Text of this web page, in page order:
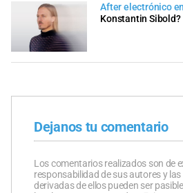
After electrónico
Konstantin Sibold?
Dejanos tu comentario
Los comentarios realizados son de
responsabilidad de sus autores y
derivadas de ellos pueden ser